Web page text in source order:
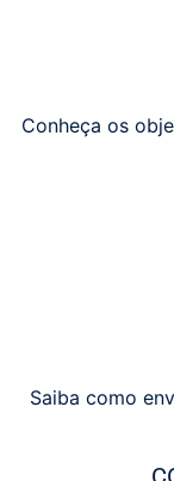
Conheça os
Saiba como